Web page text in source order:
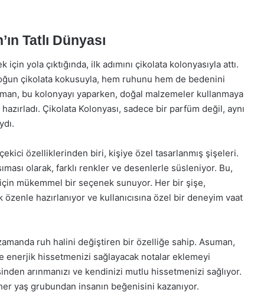
Tatlı Dünyası
yola çıktığında, ilk adımını çikolata kolonyasıyla attı.
çikolata kokusuyla, hem ruhunu hem de bedenini
bu kolonyayı yaparken, doğal malzemeler kullanmaya
Çikolata Kolonyası, sadece bir parfüm değil, aynı
çekici özelliklerinden biri, kişiye özel tasarlanmış şişeleri.
olarak, farklı renkler ve desenlerle süsleniyor. Bu,
mükemmel bir seçenek sunuyor. Her bir şişe,
özenle hazırlanıyor ve kullanıcısına özel bir deneyim vaat
ruh halini değiştiren bir özelliğe sahip. Asuman,
enerjik hissetmenizi sağlayacak notalar eklemeyi
arınmanızı ve kendinizi mutlu hissetmenizi sağlıyor.
yaş grubundan insanın beğenisini kazanıyor.